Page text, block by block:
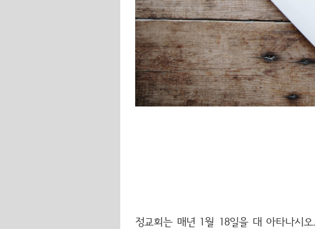
정교회는 매년 1월 18일을 대 아타나시